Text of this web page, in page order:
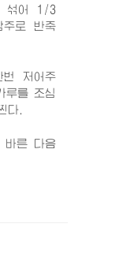
섞어 1/3
주로 반죽
번 저어주
루를 조심
다.
바른 다음